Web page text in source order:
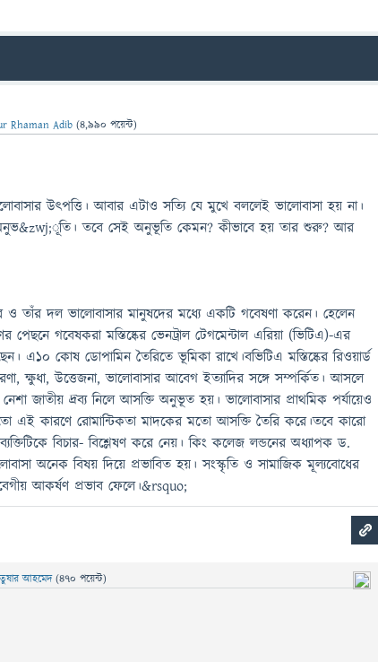
Rhaman Adib (4,990 পয়েন্ট)
উৎপত্তি। আবার এটাও সত্যি যে মুখে বললেই ভালোবাসা হয় না।
তবে সেই অনুভূতি কেমন? কীভাবে হয় তার শুরু? আর
ও তাঁর দল ভালোবাসার মানুষদের মধ্যে একটি গবেষণা করেন। হেলেন
পেছনে গবেষকরা মস্তিষ্কের ভেনট্রাল টেগমেন্টাল এরিয়া (ভিটিএ)-এর
এ১০ কোষ ডোপামিন তৈরিতে ভূমিকা রাখে।বভিটিএ মস্তিষ্কের রিওয়ার্ড
ক্ষুধা, উত্তেজনা, ভালোবাসার আবেগ ইত্যাদির সঙ্গে সম্পর্কিত। আসলে
জাতীয় দ্রব্য নিলে আসক্তি অনুভূত হয়। ভালোবাসার প্রাথমিক পর্যায়েও
এই কারণে রোমান্টিকতা মাদকের মতো আসক্তি তৈরি করে।তবে কারো
বিচার- বিশ্লেষণ করে নেয়। কিং কলেজ লন্ডনের অধ্যাপক ড.
অনেক বিষয় দিয়ে প্রভাবিত হয়। সংস্কৃতি ও সামাজিক মূল্যবোধের
আকর্ষণ প্রভাব ফেলে।&rsquo;
তুষার আহমেদ (470 পয়েন্ট)